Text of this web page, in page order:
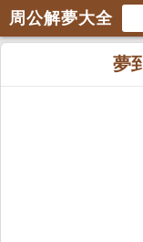
周公解夢大全
夢